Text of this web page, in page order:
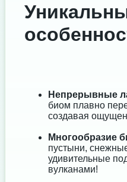
Непрерывные
биом плавно
создавая
Многообразие
пустыни,
удивительные
вулканами!